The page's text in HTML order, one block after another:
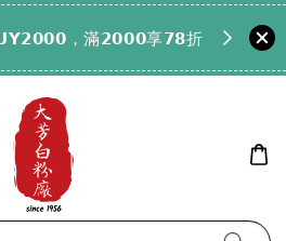
，滿𝟮𝟬𝟬𝟬享𝟳𝟴折